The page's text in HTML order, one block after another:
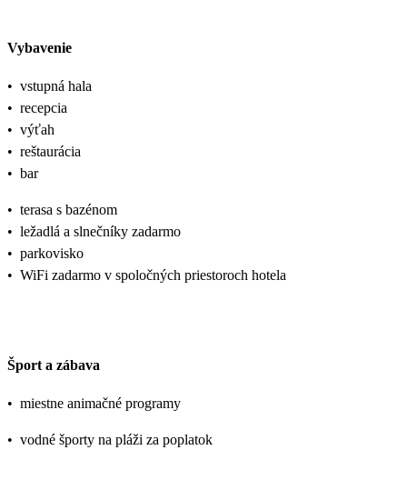
Vybavenie
• vstupná hala
• recepcia
• výťah
• reštaurácia
• bar
• terasa s bazénom
• ležadlá a slnečníky zadarmo
• parkovisko
• WiFi zadarmo v spoločných priestoroch hotela
Šport a zábava
• miestne animačné programy
• vodné športy na pláži za poplatok